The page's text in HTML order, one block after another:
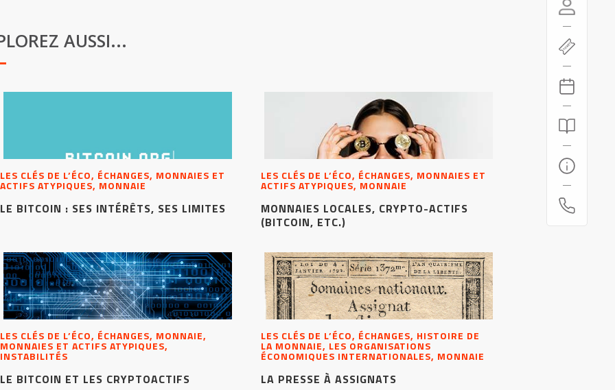
AUSSI...
LES CLÉS DE L’ÉCO, ÉCHANGES, MONNAIES ET
ACTIFS ATYPIQUES, MONNAIE
LE BITCOIN : SES INTÉRÊTS, SES LIMITES
LES CLÉS DE L’ÉCO, ÉCHANGES, MONNAIES ET
ACTIFS ATYPIQUES, MONNAIE
MONNAIES LOCALES, CRYPTO-ACTIFS
(BITCOIN, ETC.)
LES CLÉS DE L’ÉCO, ÉCHANGES, MONNAIE,
MONNAIES ET ACTIFS ATYPIQUES,
INSTABILITÉS
LE BITCOIN ET LES CRYPTOACTIFS
LES CLÉS DE L’ÉCO, ÉCHANGES, HISTOIRE DE
LA MONNAIE, LES ORGANISATIONS
ÉCONOMIQUES INTERNATIONALES, MONNAIE
LA PRESSE À ASSIGNATS